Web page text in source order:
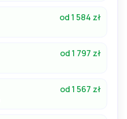
od 1 584 zł
od 1 797 zł
od 1 567 zł